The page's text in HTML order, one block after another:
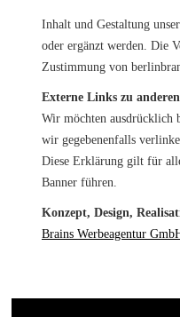
Inhalt und Gestaltung
oder ergänzt werden. Die
Zustimmung von
Externe Links zu
Wir möchten ausdrücklich
wir gegebenenfalls
Diese Erklärung gilt für
Banner führen.
Konzept, Design,
Brains Werbeagentur